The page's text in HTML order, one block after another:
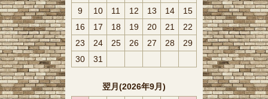
9
10 11 12 13 14
15
16
17 18 19 20 21
22
23
24 25 26 27 28
29
30
31
翌月(2026年9月)